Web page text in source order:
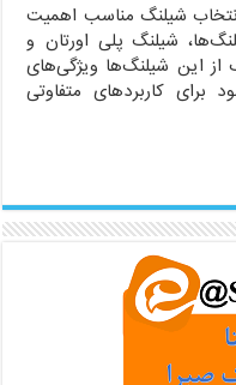
شیلنگ مناسب اهمیت
شیلنگ پلی اورتان و
این شیلنگ‌ها ویژگی‌های
کاربردهای متفاوتی